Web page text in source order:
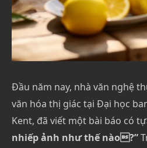
Đầu năm nay, nhà văn nghệ
văn hóa thị giác tại Đại học
Kent, đã viết một bài báo có
nhiếp ảnh như thế nào?”